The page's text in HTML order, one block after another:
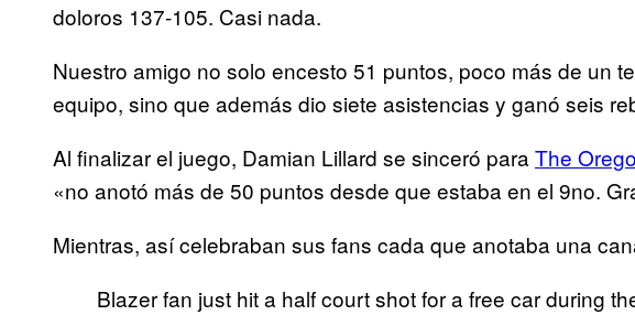
doloros 137-105. Casi nada.
Nuestro amigo no solo encesto 51 puntos, poco más de un
equipo, sino que además dio siete asistencias y ganó seis
Al finalizar el juego, Damian Lillard se sinceró para The
«no anotó más de 50 puntos desde que estaba en el 9no.
Mientras, así celebraban sus fans cada que anotaba una
Blazer fan just hit a half court shot for a free car during